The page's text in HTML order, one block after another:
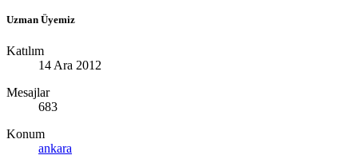
Uzman Üyemiz
Katılım
14 Ara 2012
Mesajlar
683
Konum
ankara